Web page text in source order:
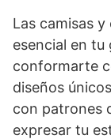
Las camisas
esencial en tu
conformarte
diseños
con patrones
expresar tu